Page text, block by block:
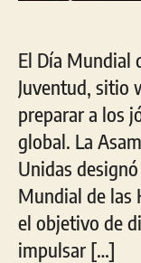
El Día Mundial
Juventud, sitio
preparar a los
global. La
Unidas
Mundial de las
el objetivo de
impulsar […]